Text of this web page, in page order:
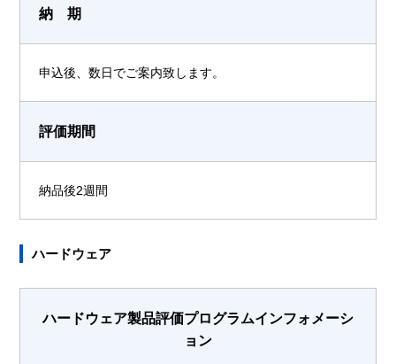
納 期
申込後、数日でご案内致します。
評価期間
納品後2週間
ハードウェア
ハードウェア製品評価プログラムインフォメーシ
ョン